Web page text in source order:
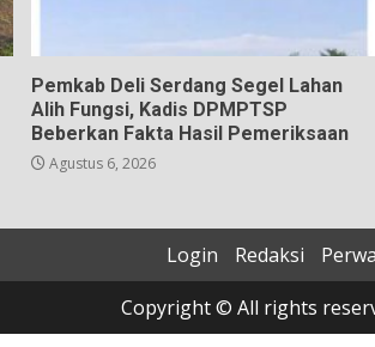
Pemkab Deli Serdang Segel Lahan
Alih Fungsi, Kadis DPMPTSP
Beberkan Fakta Hasil Pemeriksaan
Agustus 6, 2026
Login Redaksi
Copyright © All rights